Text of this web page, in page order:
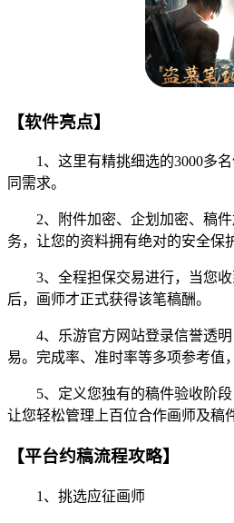
【软件亮点】
1、这里有精挑细选的3000多名
同需求。
2、附件加密、企划加密、稿件
务，让您的资料拥有绝对的安全保
3、全程担保交易进行，当您收
后，画师才正式获得该笔稿酬。
4、乐游官方网站登录信誉透明
易。完成率、准时率等多项参考值
5、定义您独有的稿件验收阶段
让您轻松管理上百位合作画师及稿
【平台约稿流程攻略】
1、挑选应征画师